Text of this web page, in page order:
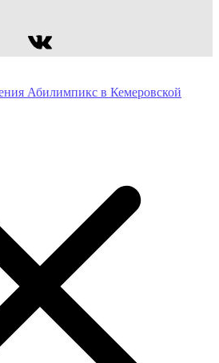
ВКонтакте